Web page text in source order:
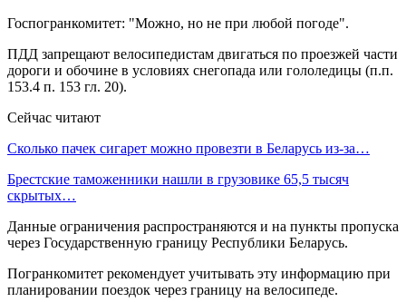
Госпогранкомитет: "Можно, но не при любой погоде".
ПДД запрещают велосипедистам двигаться по проезжей части
дороги и обочине в условиях снегопада или гололедицы (п.п.
153.4 п. 153 гл. 20).
Сейчас читают
Сколько пачек сигарет можно провезти в Беларусь из-за…
Брестские таможенники нашли в грузовике 65,5 тысяч
скрытых…
Данные ограничения распространяются и на пункты пропуска
через Государственную границу Республики Беларусь.
Погранкомитет рекомендует учитывать эту информацию при
планировании поездок через границу на велосипеде.